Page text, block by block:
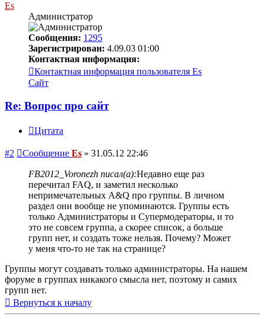
Es
Администратор
Сообщения: 1295
Зарегистрирован: 4.09.03 01:00
Контактная информация:
Контактная информация пользователя Es
Сайт
Re: Вопрос про сайт
Цитата
#2 Сообщение Es » 31.05.12 22:46
FB2012_Voronezh писал(а):Недавно еще раз
перечитал FAQ, и заметил несколько
непримечательных A&Q про группы. В личном
раздел они вообще не упоминаются. Группы есть
только Администраторы и Супермодераторы, и то
это не совсем группа, а скорее список, а больше
групп нет, и создать тоже нельзя. Почему? Может
у меня что-то не так на странице?
Группы могут создавать только администраторы. На нашем
форуме в группах никакого смысла нет, поэтому и самих
групп нет.
Вернуться к началу